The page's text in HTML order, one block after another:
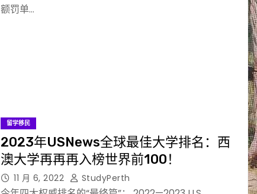
额罚单…
留学移民
2023年USNews全球最佳大学排名：西
澳大学再再再入榜世界前100！
11 月 6, 2022 StudyPerth